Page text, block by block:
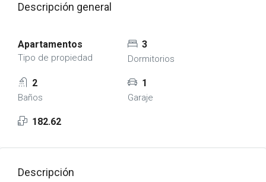
Descripción general
Apartamentos
Tipo de propiedad
3
Dormitorios
2
Baños
1
Garaje
182.62
Descripción